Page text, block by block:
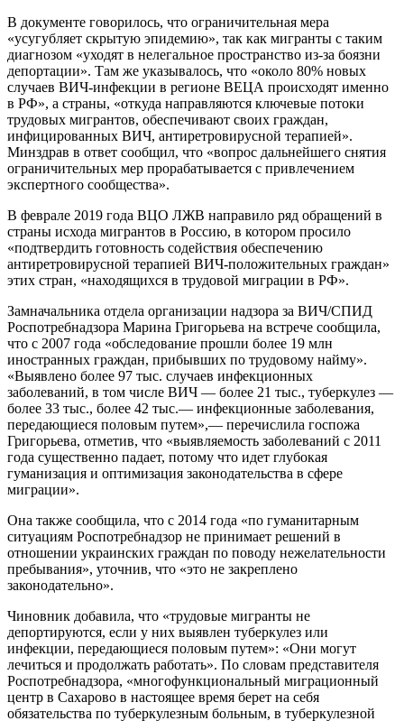
В документе говорилось, что ограничительная мера
«усугубляет скрытую эпидемию», так как мигранты с таким
диагнозом «уходят в нелегальное пространство из-за боязни
депортации». Там же указывалось, что «около 80% новых
случаев ВИЧ-инфекции в регионе ВЕЦА происходят именно
в РФ», а страны, «откуда направляются ключевые потоки
трудовых мигрантов, обеспечивают своих граждан,
инфицированных ВИЧ, антиретровирусной терапией».
Минздрав в ответ сообщил, что «вопрос дальнейшего снятия
ограничительных мер прорабатывается с привлечением
экспертного сообщества».
В феврале 2019 года ВЦО ЛЖВ направило ряд обращений в
страны исхода мигрантов в Россию, в котором просило
«подтвердить готовность содействия обеспечению
антиретровирусной терапией ВИЧ-положительных граждан»
этих стран, «находящихся в трудовой миграции в РФ».
Замначальника отдела организации надзора за ВИЧ/СПИД
Роспотребнадзора Марина Григорьева на встрече сообщила,
что с 2007 года «обследование прошли более 19 млн
иностранных граждан, прибывших по трудовому найму».
«Выявлено более 97 тыс. случаев инфекционных
заболеваний, в том числе ВИЧ — более 21 тыс., туберкулез —
более 33 тыс., более 42 тыс.— инфекционные заболевания,
передающиеся половым путем»,— перечислила госпожа
Григорьева, отметив, что «выявляемость заболеваний с 2011
года существенно падает, потому что идет глубокая
гуманизация и оптимизация законодательства в сфере
миграции».
Она также сообщила, что с 2014 года «по гуманитарным
ситуациям Роспотребнадзор не принимает решений в
отношении украинских граждан по поводу нежелательности
пребывания», уточнив, что «это не закреплено
законодательно».
Чиновник добавила, что «трудовые мигранты не
депортируются, если у них выявлен туберкулез или
инфекции, передающиеся половым путем»: «Они могут
лечиться и продолжать работать». По словам представителя
Роспотребнадзора, «многофункциональный миграционный
центр в Сахарово в настоящее время берет на себя
обязательства по туберкулезным больным, в туберкулезной